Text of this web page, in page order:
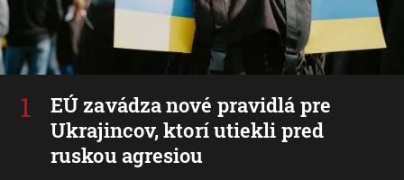
EÚ zavádza nové pravidlá pre
Ukrajincov, ktorí utiekli pred
ruskou agresiou